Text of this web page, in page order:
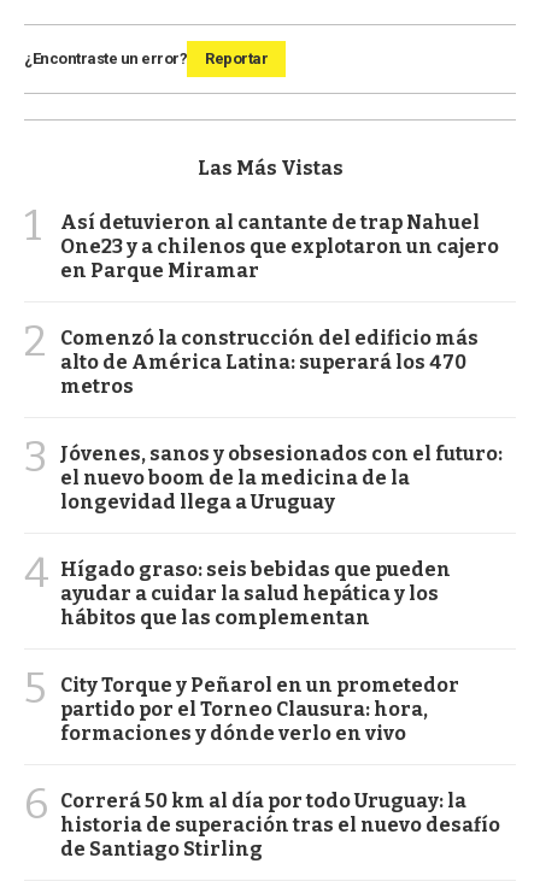
¿Encontraste un error? Reportar
Las Más Vistas
1
Así detuvieron al cantante de trap Nahuel
One23 y a chilenos que explotaron un cajero
en Parque Miramar
2
Comenzó la construcción del edificio más
alto de América Latina: superará los 470
metros
3
Jóvenes, sanos y obsesionados con el futuro:
el nuevo boom de la medicina de la
longevidad llega a Uruguay
4 Hígado graso: seis bebidas que pueden
ayudar a cuidar la salud hepática y los
hábitos que las complementan
5
City Torque y Peñarol en un prometedor
partido por el Torneo Clausura: hora,
formaciones y dónde verlo en vivo
6
Correrá 50 km al día por todo Uruguay: la
historia de superación tras el nuevo desafío
de Santiago Stirling